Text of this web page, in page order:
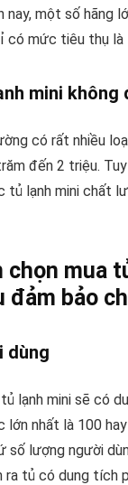
nay, một số hãng
có mức tiêu thụ là
mini không
có rất nhiều
đến 2 triệu. Tuy
tủ lạnh mini chất
chọn mua
đảm bảo
dùng
lạnh mini sẽ có
lớn nhất là 100
số lượng người
tủ có dung tích